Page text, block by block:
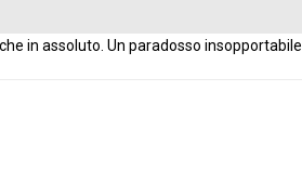
in assoluto. Un paradosso insopportabile